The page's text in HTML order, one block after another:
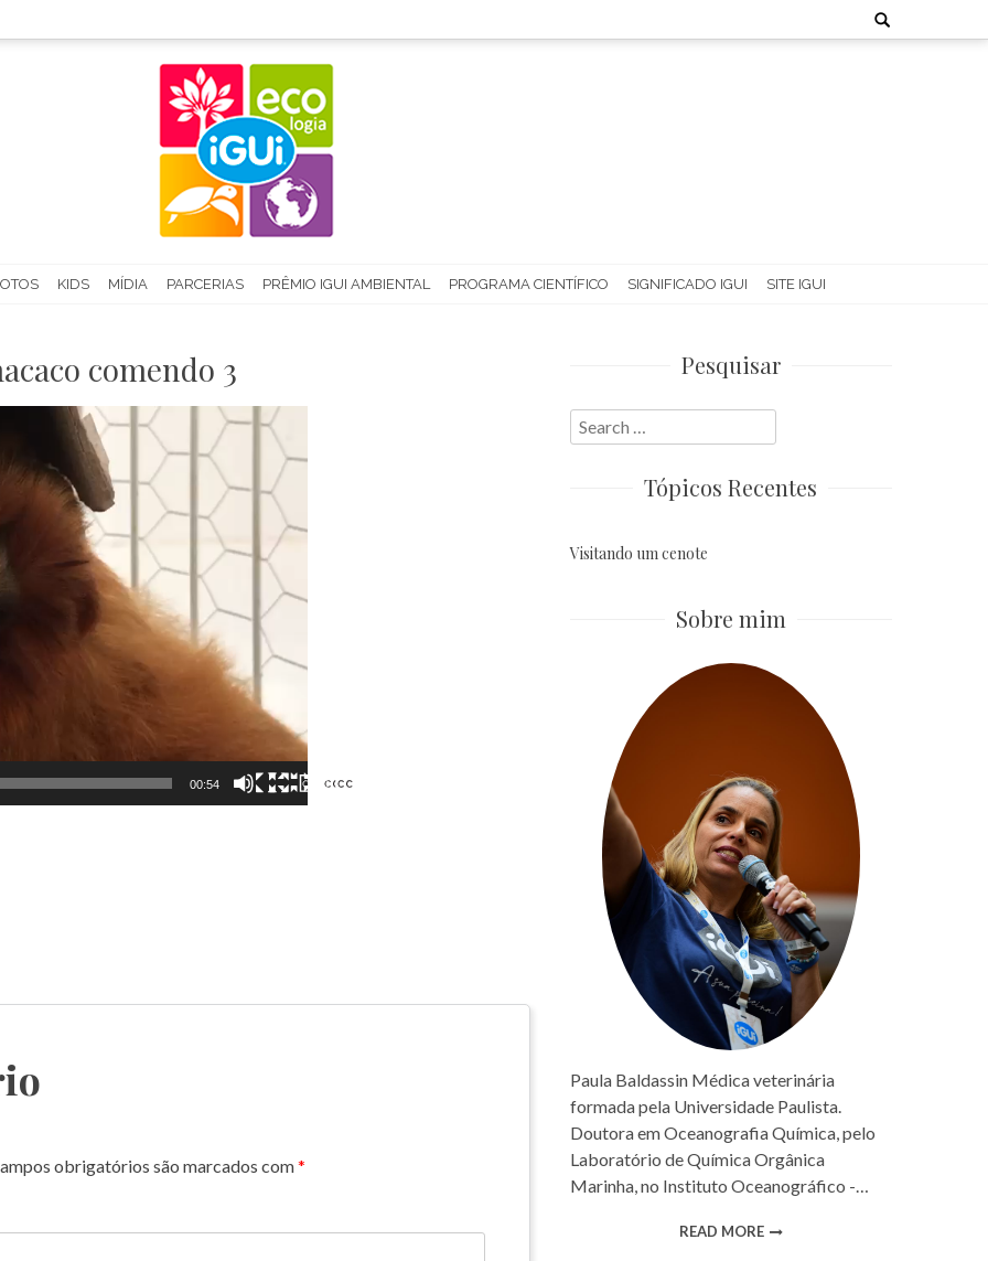
Search
for:
KIDS MÍDIA PARCERIAS PRÊMIO IGUI AMBIENTAL PROGRAMA CIENTÍFICO SIGNIFICADO IGUI SITE IGUI
comendo 3
00:54
obrigatórios são marcados com*
Pesquisar
Search
for:
Tópicos Recentes
Visitando um cenote
Sobre mim
Paula Baldassin Médica veterinária
formada pela Universidade Paulista.
Doutora em Oceanografia Química, pelo
Laboratório de Química Orgânica
Marinha, no Instituto Oceanográfico -…
READ MORE